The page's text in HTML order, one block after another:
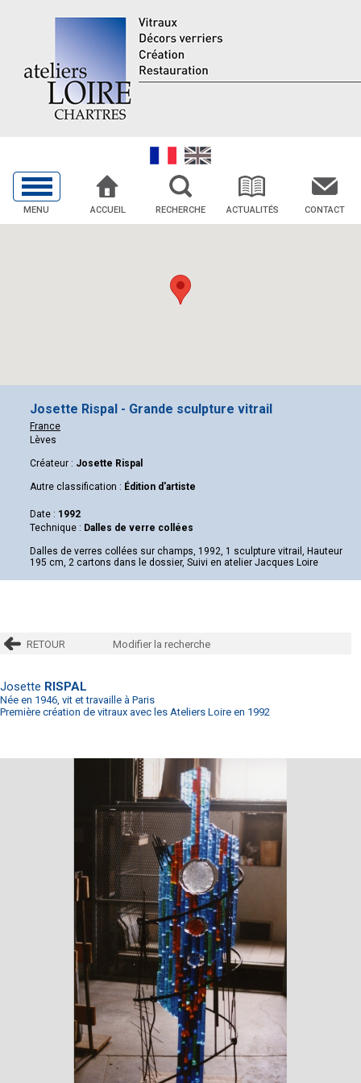
MENU ACCUEIL RECHERCHE ACTUALITÉS CONTACT
Josette Rispal - Grande sculpture vitrail
France
Lèves
Créateur : Josette Rispal
Autre classification : Édition d'artiste
Date : 1992
Technique : Dalles de verre collées
Dalles de verres collées sur champs, 1992, 1 sculpture vitrail, Hauteur
195 cm, 2 cartons dans le dossier, Suivi en atelier Jacques Loire
RETOUR Modifier la recherche
Josette RISPAL
Née en 1946, vit et travaille à Paris
Première création de vitraux avec les Ateliers Loire en 1992